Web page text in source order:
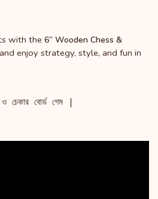
with the 6” Wooden Chess &
enjoy strategy, style, and fun in
চেকার বোর্ড গেম |